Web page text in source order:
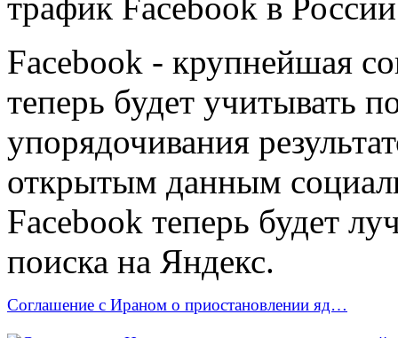
Facebook - крупнейшая
теперь будет учитывать
упорядочивания
открытым данным
Facebook теперь будет
поиска на Яндекс.
Соглашение с Ираном о приостановлении яд…